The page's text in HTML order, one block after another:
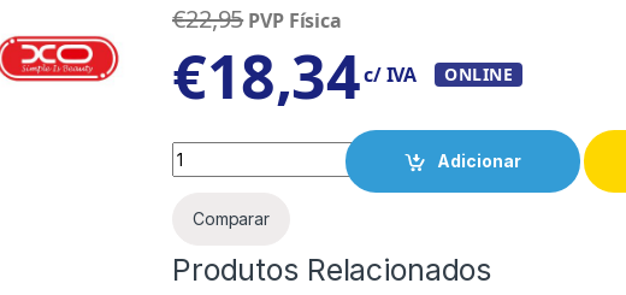
€22,95 PVP Física
€18,34c/ IVA ONLINE
Quantity
Adicionar
Comparar
Produtos Relacionados